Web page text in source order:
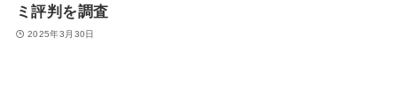
ミ評判を調査
2025年3月30日